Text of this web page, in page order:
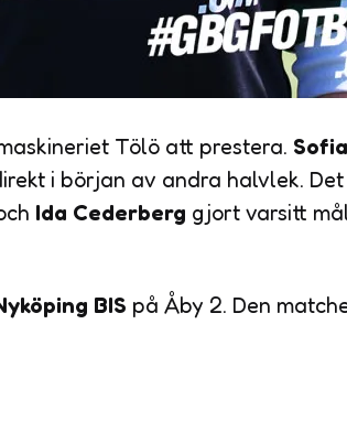
Tölö att prestera.
i början av andra halvlek.
Ida Cederberg gjort varsitt
BIS på Åby 2. Den